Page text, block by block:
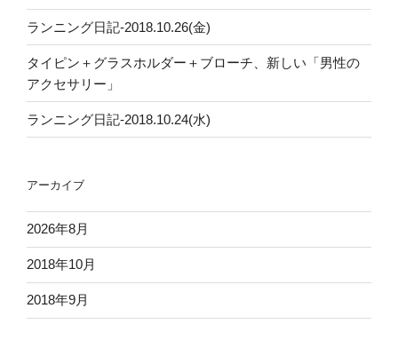
ランニング日記-2018.10.26(金)
タイピン＋グラスホルダー＋ブローチ、新しい「男性の
アクセサリー」
ランニング日記-2018.10.24(水)
アーカイブ
2026年8月
2018年10月
2018年9月